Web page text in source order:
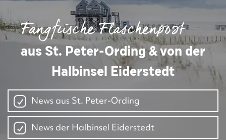
Fangfrische Flaschenpost
aus St. Peter-Ording & von der
Halbinsel Eiderstedt
News aus St. Peter-Ording
News der Halbinsel Eiderstedt